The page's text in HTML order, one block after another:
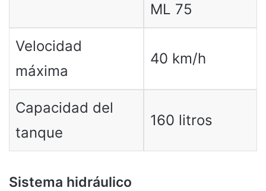
ML 75
Velocidad
máxima
40 km/h
Capacidad del
tanque
160 litros
Sistema hidráulico